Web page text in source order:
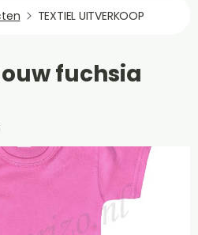
TEXTIEL UITVERKOOP
fuchsia